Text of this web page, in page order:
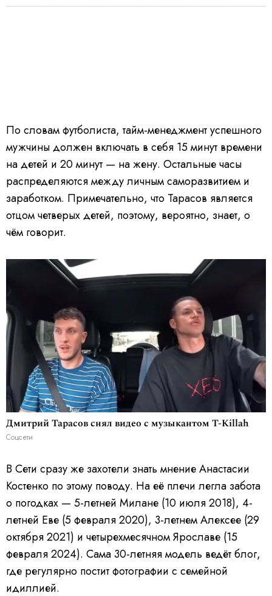
По словам футболиста, тайм-менеджмент успешного
мужчины должен включать в себя 15 минут времени
на детей и 20 минут — на жену. Остальные часы
распределяются между личным саморазвитием и
заработком. Примечательно, что Тарасов является
отцом четверых детей, поэтому, вероятно, знает, о
чём говорит.
Дмитрий Тарасов снял видео с музыкантом T-Killah
Соцсети
В Сети сразу же захотели знать мнение Анастасии
Костенко по этому поводу. На её плечи легла забота
о погодках — 5-летней Милане (10 июля 2018), 4-
летней Еве (5 февраля 2020), 3-летнем Алексее (29
октября 2021) и четырехмесячном Ярославе (15
февраля 2024). Сама 30-летняя модель ведёт блог,
где регулярно постит фотографии с семейной
идиллией.